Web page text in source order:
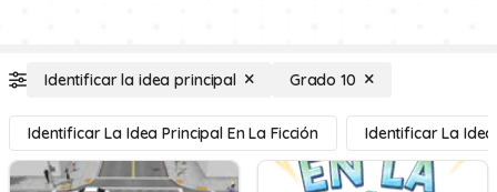
Identificar la idea principal Grado 10
Identificar La Idea Principal En La Ficción Identificar La Idea